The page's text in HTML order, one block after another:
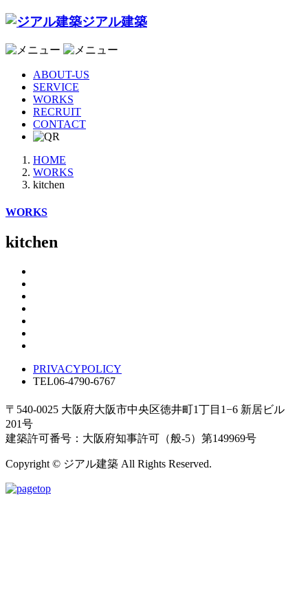
ジアル建築
ABOUT-US
SERVICE
WORKS
RECRUIT
CONTACT
HOME
WORKS
kitchen
WORKS
kitchen
PRIVACYPOLICY
TEL06-4790-6767
〒540-0025 大阪府大阪市中央区徳井町1丁目1−6 新居ビル
201号
建築許可番号：大阪府知事許可（般-5）第149969号
Copyright © ジアル建築 All Rights Reserved.